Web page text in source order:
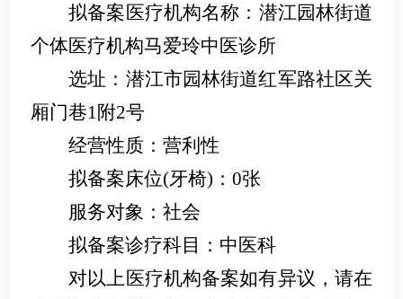
拟备案医疗机构名称： 潜江园林街道
个体医疗机构马爱玲中医诊所
选址： 潜江市园林街道红军路社区关
厢门巷1附2号
经营性质：营利性
拟备案床位(牙椅) ：0张
服务对象：社会
拟备案诊疗科目：中医科
对以上医疗机构备案如有异议，请在